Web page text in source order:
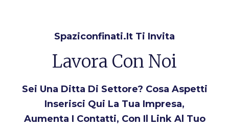
Spaziconfinati.it Ti Invita
Lavora Con Noi
Sei Una Ditta Di Settore? Cosa Aspetti
Inserisci Qui La Tua Impresa,
Aumenta I Contatti, Con Il Link Al Tuo